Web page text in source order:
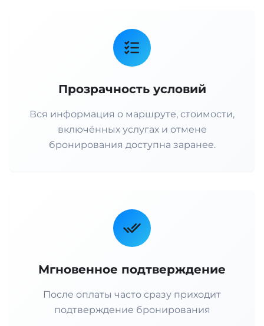
Прозрачность условий
Вся информация о маршруте, стоимости,
включённых услугах и отмене
бронирования доступна заранее.
Мгновенное подтверждение
После оплаты часто сразу приходит
подтверждение бронирования